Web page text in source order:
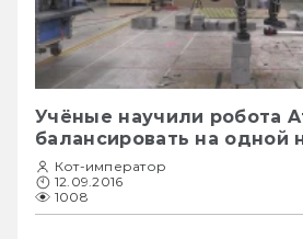
Учёные научили робота
балансировать на одной
Кот-император
12.09.2016
1008